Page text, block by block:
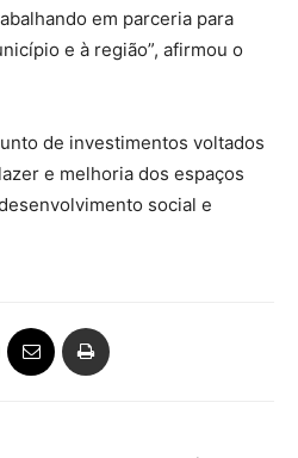
em parceria para
e à região”, afirmou o
de investimentos voltados
e melhoria dos espaços
social e